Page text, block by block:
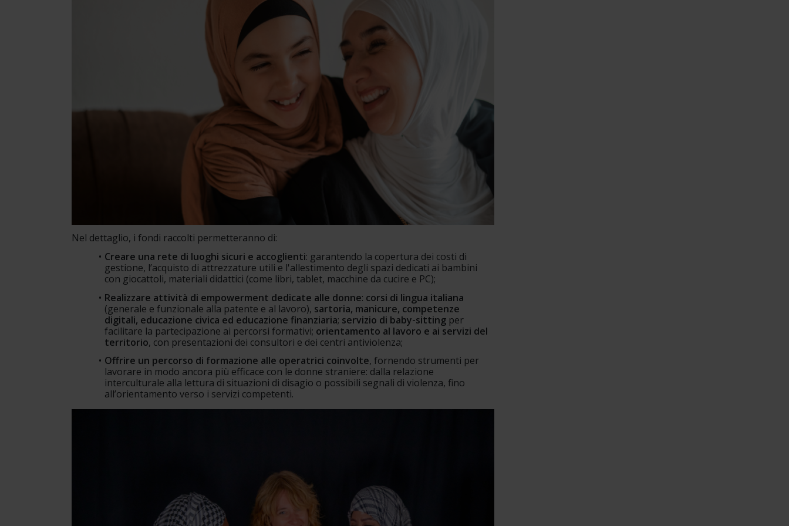
Nel dettaglio, i fondi raccolti permetteranno di:
Creare una rete di luoghi sicuri e accoglienti: garantendo la copertura dei costi di
gestione, l’acquisto di attrezzature utili e l'allestimento degli spazi dedicati ai bambini
con giocattoli, materiali didattici (come libri, tablet, macchine da cucire e PC);
Realizzare attività di empowerment dedicate alle donne:
(generale e funzionale alla patente e al lavoro), sartoria, manicure, competenze
digitali, educazione civica ed educazione finanziaria; servizio di baby-sitting per
facilitare la partecipazione ai percorsi formativi; orientamento al lavoro e ai servizi del
territorio, con presentazioni dei consultori e dei centri antiviolenza;
Offrire un percorso di formazione alle operatrici coinvolte, fornendo strumenti per
lavorare in modo ancora più efficace con le donne straniere: dalla relazione
interculturale alla lettura di situazioni di disagio o possibili segnali di violenza, fino
all’orientamento verso i servizi competenti.